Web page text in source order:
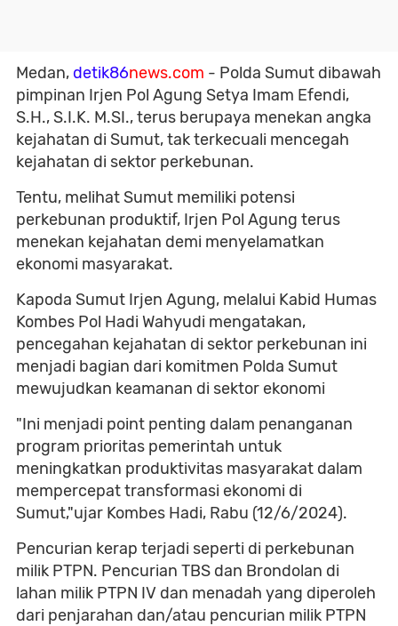
Medan, detik86news.com - Polda Sumut dibawah
pimpinan Irjen Pol Agung Setya Imam Efendi,
S.H., S.I.K. M.SI., terus berupaya menekan angka
kejahatan di Sumut, tak terkecuali mencegah
kejahatan di sektor perkebunan.
Tentu, melihat Sumut memiliki potensi
perkebunan produktif, Irjen Pol Agung terus
menekan kejahatan demi menyelamatkan
ekonomi masyarakat.
Kapoda Sumut Irjen Agung, melalui Kabid Humas
Kombes Pol Hadi Wahyudi mengatakan,
pencegahan kejahatan di sektor perkebunan ini
menjadi bagian dari komitmen Polda Sumut
mewujudkan keamanan di sektor ekonomi
"Ini menjadi point penting dalam penanganan
program prioritas pemerintah untuk
meningkatkan produktivitas masyarakat dalam
mempercepat transformasi ekonomi di
Sumut,"ujar Kombes Hadi, Rabu (12/6/2024).
Pencurian kerap terjadi seperti di perkebunan
milik PTPN. Pencurian TBS dan Brondolan di
lahan milik PTPN IV dan menadah yang diperoleh
dari penjarahan dan/atau pencurian milik PTPN